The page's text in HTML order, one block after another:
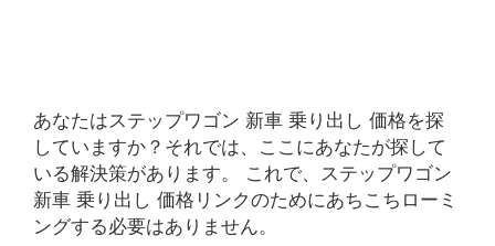
あなたはステップワゴン 新車 乗り出し 価格を探
していますか？それでは、ここにあなたが探して
いる解決策があります。 これで、ステップワゴン
新車 乗り出し 価格リンクのためにあちこちローミ
ングする必要はありません。